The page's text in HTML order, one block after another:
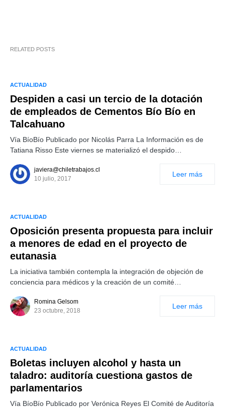
RELATED POSTS
ACTUALIDAD
Despiden a casi un tercio de la dotación
de empleados de Cementos Bío Bío en
Talcahuano
Vía BíoBío Publicado por Nicolás Parra La Información es de
Tatiana Risso Este viernes se materializó el despido…
javiera@chiletrabajos.cl
10 julio, 2017
Leer más
ACTUALIDAD
Oposición presenta propuesta para incluir
a menores de edad en el proyecto de
eutanasia
La iniciativa también contempla la integración de objeción de
conciencia para médicos y la creación de un comité…
Romina Gelsom
23 octubre, 2018
Leer más
ACTUALIDAD
Boletas incluyen alcohol y hasta un
taladro: auditoría cuestiona gastos de
parlamentarios
Vía BíoBío Publicado por Verónica Reyes El Comité de Auditoría